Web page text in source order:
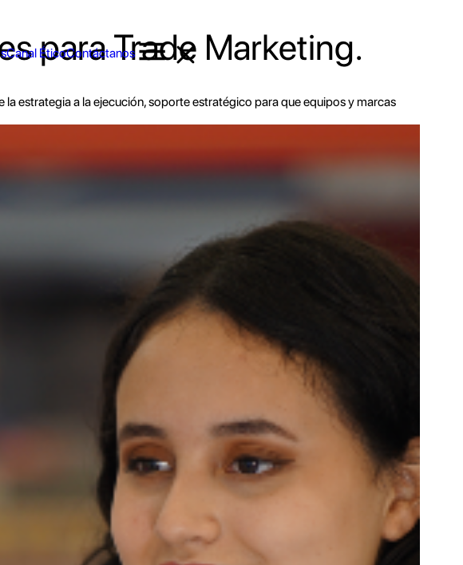
Canal ÉticoContáctanos
para Trade Marketing.
estrategia a la ejecución, soporte estratégico para que equipos y marcas